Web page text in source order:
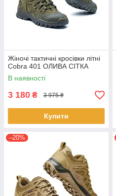
Жіночі тактичні кросівки літні
Cobra 401 ОЛИВА СІТКА
В наявності
3 180 ₴ 3 975 ₴
Купити
–20%